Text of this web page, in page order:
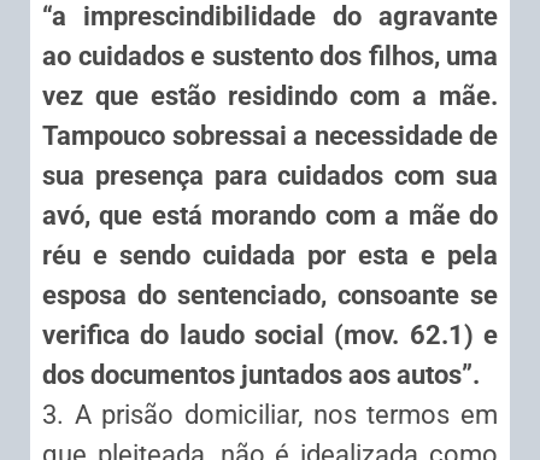
“a imprescindibilidade do agravante
ao cuidados e sustento dos filhos, uma
vez que estão residindo com a mãe.
Tampouco sobressai a necessidade de
sua presença para cuidados com sua
avó, que está morando com a mãe do
réu e sendo cuidada por esta e pela
esposa do sentenciado, consoante se
verifica do laudo social (mov. 62.1) e
dos documentos juntados aos autos”.
3. A prisão domiciliar, nos termos em